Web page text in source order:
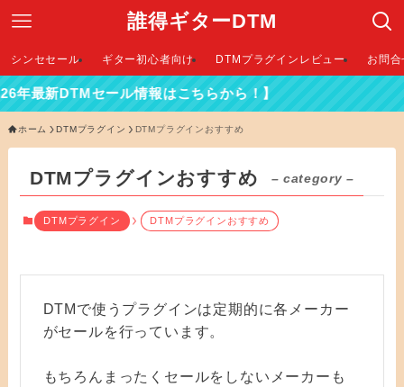
誰得ギターDTM
シンセセール ギター初心者向け DTMプラグインレビュー お問
最新DTMセール情報はこちらから！】
ホーム DTMプラグイン DTMプラグインおすすめ
DTMプラグインおすすめ – category –
DTMプラグイン DTMプラグインおすすめ
DTMで使うプラグインは定期的に各メーカー
がセールを行っています。
もちろんまったくセールをしないメーカーも